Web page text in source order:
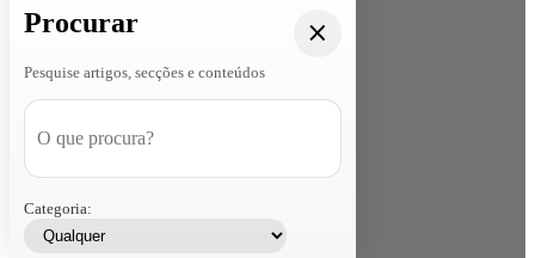
Procurar
Pesquise artigos, secções e conteúdos
Categoria: